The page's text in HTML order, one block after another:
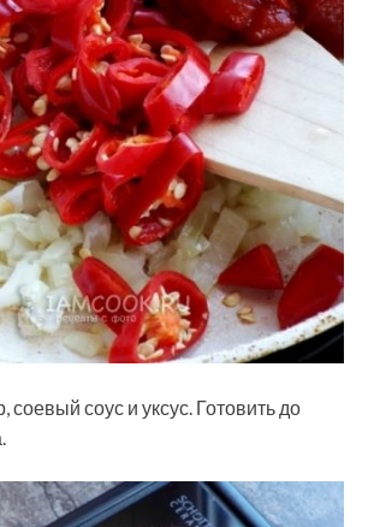
соевый соус и уксус. Готовить до